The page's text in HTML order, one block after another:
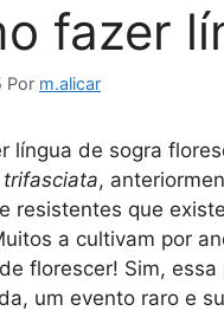
fazer
Por m.alicar
língua de sogra
trifasciata,
resistentes que
a cultivam por
florescer! Sim,
um evento raro e